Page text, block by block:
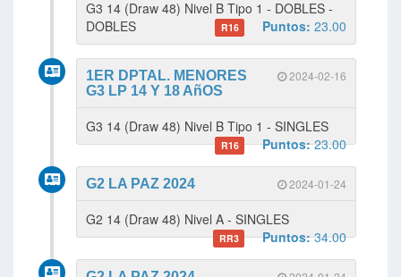
G3 14 (Draw 48) Nivel B Tipo 1 - DOBLES -
DOBLES
R16 Puntos: 23.00
2024-02-16
1ER DPTAL. MENORES
G3 LP 14 Y 18 AñOS
G3 14 (Draw 48) Nivel B Tipo 1 - SINGLES
R16 Puntos:23.00
2024-01-24
G2 LA PAZ 2024
G2 14 (Draw 48) Nivel A - SINGLES
RR3 Puntos:34.00